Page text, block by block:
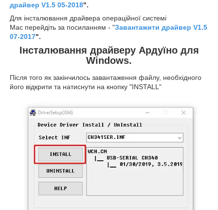
драйвер V1.5 05-2018".
Для інсталювання драйвера операційної системі
Mac перейдіть за посиланням - "Завантажити драйвер V1.5
07-2017".
Інсталювання драйверу Ардуїно для
Windows.
Після того як закінчилось завантаження файлу, необхідного
його відкрити та натиснути на кнопку "INSTALL"